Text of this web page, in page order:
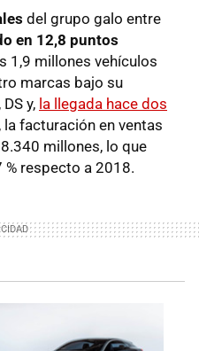
del grupo galo entre
en 12,8 puntos
1,9 millones vehículos
marcas bajo su
y, la llegada hace dos
la facturación en ventas
millones, lo que
respecto a 2018.